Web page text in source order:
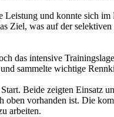
Leistung und konnte sich
Ziel, was auf der
das intensive
sammelte wichtige
Beide zeigten Einsatz
oben vorhanden ist. Die
arbeiten.